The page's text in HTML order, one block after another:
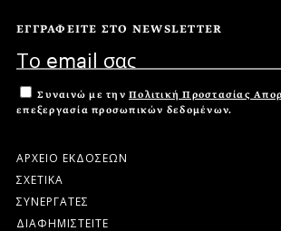
ΕΓΓΡΑΦΕΙΤΕ ΣΤΟ NEWSLETTER
Συναινώ με την Πολιτική Προστασίας
επεξεργασία προσωπικών δεδομένων.
ΑΡΧΕΙΟ ΕΚΔΟΣΕΩΝ
ΣΧΕΤΙΚΑ
ΣΥΝΕΡΓΑΤΕΣ
ΔΙΑΦΗΜΙΣΤΕΙΤΕ